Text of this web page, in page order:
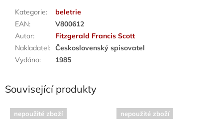
Kategorie:
beletrie
EAN:
V800612
Autor:
Fitzgerald Francis Scott
Nakladatel: Československý spisovatel
Vydáno: 1985
Související produkty
nepoužité zboží nepoužité zboží